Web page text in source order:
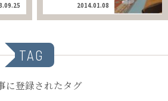
2014.01.08
TAG
に登録されたタグ